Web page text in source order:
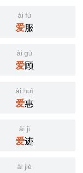
ài fú
爱服
ài gù
爱顾
ài huì
爱惠
ài jì
爱迹
ài jiè